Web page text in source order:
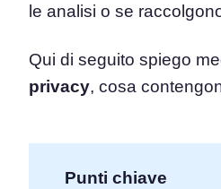
le analisi o se
Qui di seguito spiego
privacy, cosa
Punti chiave